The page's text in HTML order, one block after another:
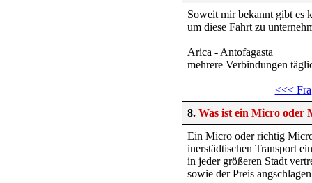
Soweit mir bekannt gibt es
um diese Fahrt zu
Arica - Antofagasta
mehrere Verbindungen
<<<
8. Was ist ein Micro oder
Ein Micro oder richtig
inerstädtischen Transport
in jeder größeren Stadt
sowie der Preis